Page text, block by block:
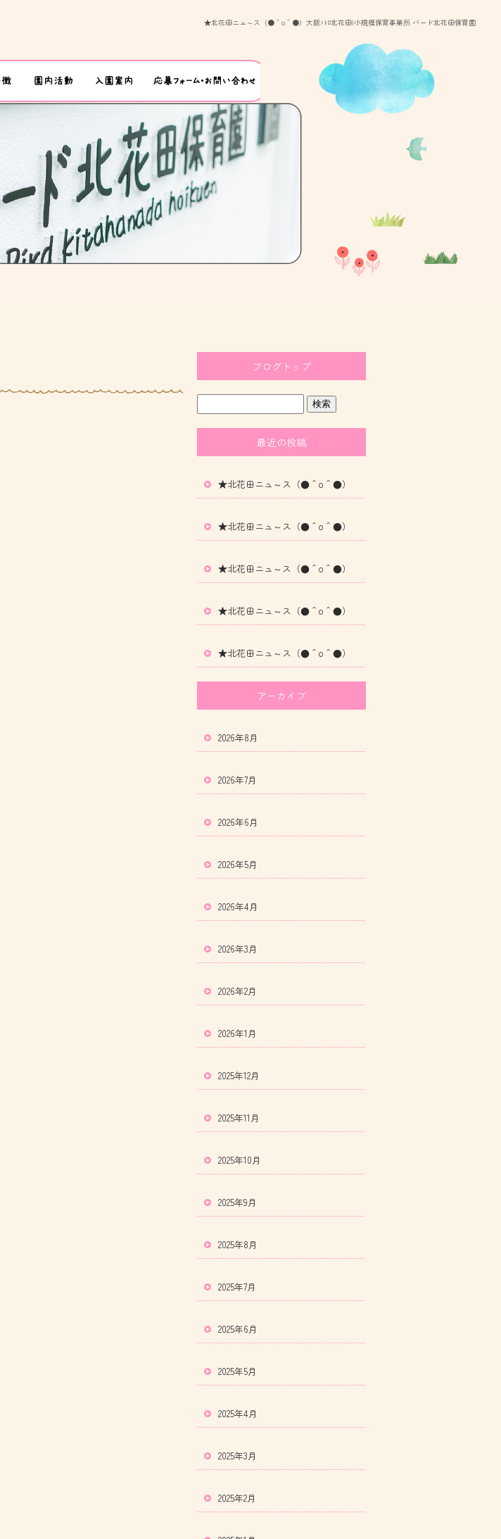
★北花田ニュ～ス（●＾o＾●）大阪ﾒﾄﾛ北花田|小規模保育事業所 バード北花田保育園
ブログトップ
最近の投稿
★北花田ニュ～ス（●＾o＾●）
★北花田ニュ～ス（●＾o＾●）
★北花田ニュ～ス（●＾o＾●）
★北花田ニュ～ス（●＾o＾●）
★北花田ニュ～ス（●＾o＾●）
アーカイブ
2026年8月
2026年7月
2026年6月
2026年5月
2026年4月
2026年3月
2026年2月
2026年1月
2025年12月
2025年11月
2025年10月
2025年9月
2025年8月
2025年7月
2025年6月
2025年5月
2025年4月
2025年3月
2025年2月